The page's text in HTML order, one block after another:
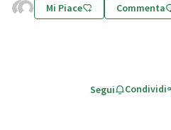
Mi Piace Commenta
Segui Condividi